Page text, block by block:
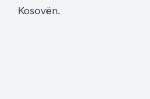
Kosovën.